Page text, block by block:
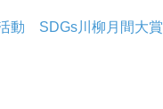
動 SDGs川柳月間大賞